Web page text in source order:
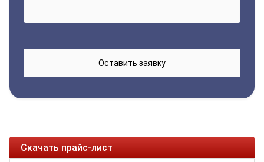
Скачать прайс-лист